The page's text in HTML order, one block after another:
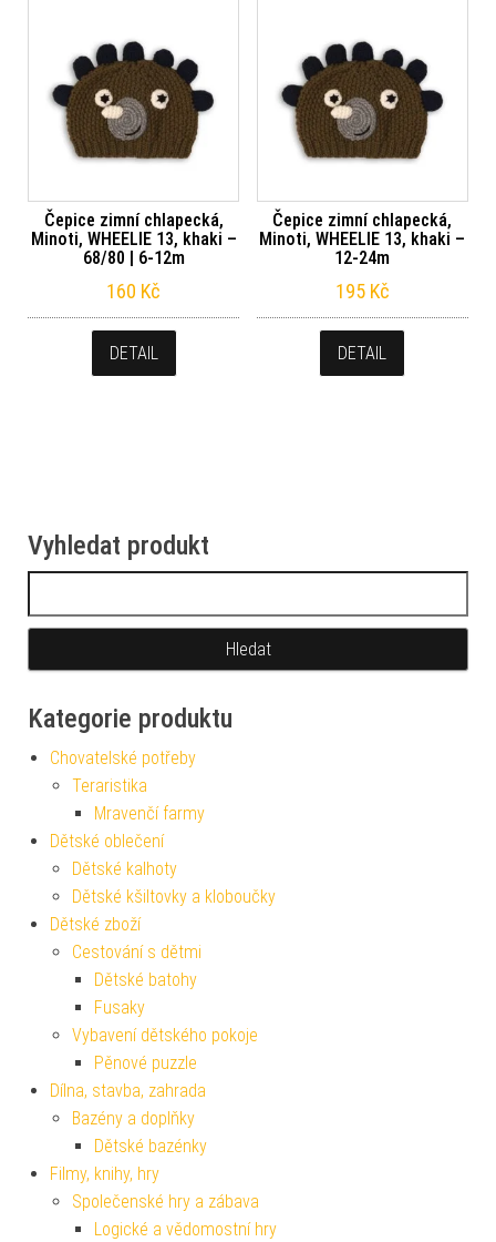
Čepice zimní chlapecká,
Minoti, WHEELIE 13, khaki –
68/80 | 6-12m
160 Kč
DETAIL
Čepice zimní chlapecká,
Minoti, WHEELIE 13, khaki –
12-24m
195 Kč
DETAIL
Vyhledat produkt
Kategorie produktu
Chovatelské potřeby
Teraristika
Mravenčí farmy
Dětské oblečení
Dětské kalhoty
Dětské kšiltovky a kloboučky
Dětské zboží
Cestování s dětmi
Dětské batohy
Fusaky
Vybavení dětského pokoje
Pěnové puzzle
Dílna, stavba, zahrada
Bazény a doplňky
Dětské bazénky
Filmy, knihy, hry
Společenské hry a zábava
Logické a vědomostní hry